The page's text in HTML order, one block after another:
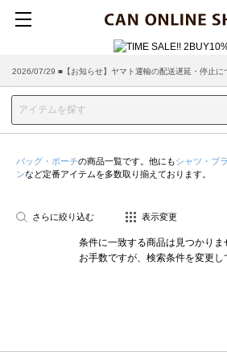
2026/07/29 ■【お知らせ】ヤマト運輸の配送遅延・停止に
バッグ・ポーチの商品一覧です。他にもシャツ・ブ
ンなど定番アイテムを多数取り揃えております。
さらに絞り込む 表示変更
条件に一致する商品は見つかりま
お手数ですが、検索条件を変更し